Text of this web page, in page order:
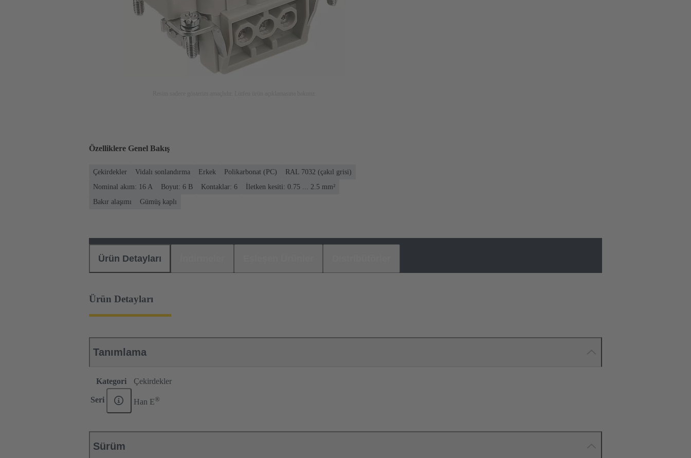
Özelliklere Genel Bakış
Çekirdekler Vidalı sonlandırma Erkek Polikarbonat (PC)
RAL 7032 (çakıl grisi)
Nominal akım: ‌16 A
Boyut: 6 B Kontaklar: 6
İletken kesiti: 0.75 ... 2.5 mm²
Bakır alaşımı
Gümüş kaplı
Ürün Detayları
Ürün Detayları
Tanımlama
Kategori Çekirdekler
Seri Han E®
Sürüm